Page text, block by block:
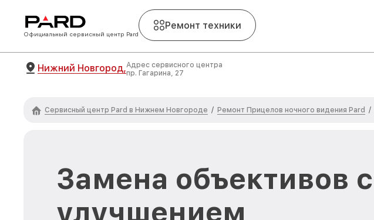
Официальный сервисный центр Pard
Ремонт техники
Нижний Новгород,Адрес сервисного центра
пр. Гагарина, 27
Сервисный центр Pard в Нижнем Новгороде / Ремонт Прицелов ночного видения Pard /
Замена объективов с
улучшением